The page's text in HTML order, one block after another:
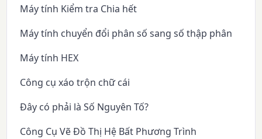
Máy tính Kiểm tra Chia hết
Máy tính chuyển đổi phân số sang số thập phân
Máy tính HEX
Công cụ xáo trộn chữ cái
Đây có phải là Số Nguyên Tố?
Công Cụ Vẽ Đồ Thị Hệ Bất Phương Trình